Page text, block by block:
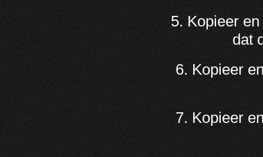
5. Kopieer
dat
6. Kopieer
7. Kopieer